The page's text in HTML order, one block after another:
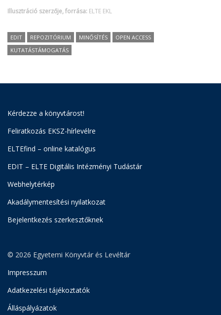
Illusztráció szerzője, forrása: ELTE EKL
EDIT REPOZITÓRIUM MINŐSÍTÉS
OPEN ACCESS
KUTATÁSTÁMOGATÁS
Kérdezze a könyvtárost!
Feliratkozás EKSZ-hírlevélre
ELTEfind – online katalógus
EDIT – ELTE Digitális Intézményi Tudástár
Webhelytérkép
Akadálymentesítési nyilatkozat
Bejelentkezés szerkesztőknek
© 2026 Egyetemi Könyvtár és Levéltár
Impresszum
Adatkezelési tájékoztatók
Álláspályázatok